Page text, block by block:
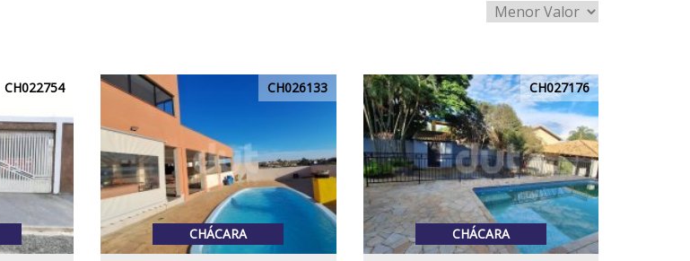
CH022754 CH026133
CHÁCARA
CH027176
CHÁCARA